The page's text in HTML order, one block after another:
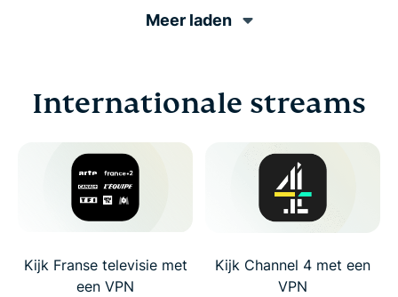
Meer laden
Internationale streams
Kijk Franse televisie met
een VPN
Kijk Channel 4 met een
VPN